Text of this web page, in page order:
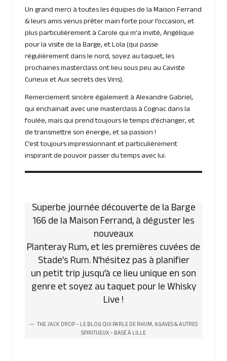
Un grand merci à toutes les équipes de la Maison Ferrand
& leurs amis venus prêter main forte pour l’occasion, et
plus particulièrement à Carole qui m’a invité, Angélique
pour la visite de la Barge, et Lola (qui passe
régulièrement dans le nord, soyez au taquet, les
prochaines masterclass ont lieu sous peu au Caviste
Curieux et Aux secrets des Vins).
Remerciement sincère également à Alexandre Gabriel,
qui enchainait avec une masterclass à Cognac dans la
foulée, mais qui prend toujours le temps d’échanger, et
de transmettre son énergie, et sa passion !
C’est toujours impressionnant et particulièrement
inspirant de pouvoir passer du temps avec lui.
Superbe journée découverte de la Barge
166 de la Maison Ferrand, à déguster les
nouveaux
Planteray Rum, et les premières cuvées de
Stade’s Rum. N’hésitez pas à planifier
un petit trip jusqu’à ce lieu unique en son
genre et soyez au taquet pour le Whisky
Live !
THE JACK DROP – LE BLOG QUI PARLE DE RHUM, AGAVES & AUTRES
SPIRITUEUX – BASÉ À LILLE